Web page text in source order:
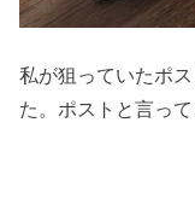
私が狙っていたポ
た。ポストと言って